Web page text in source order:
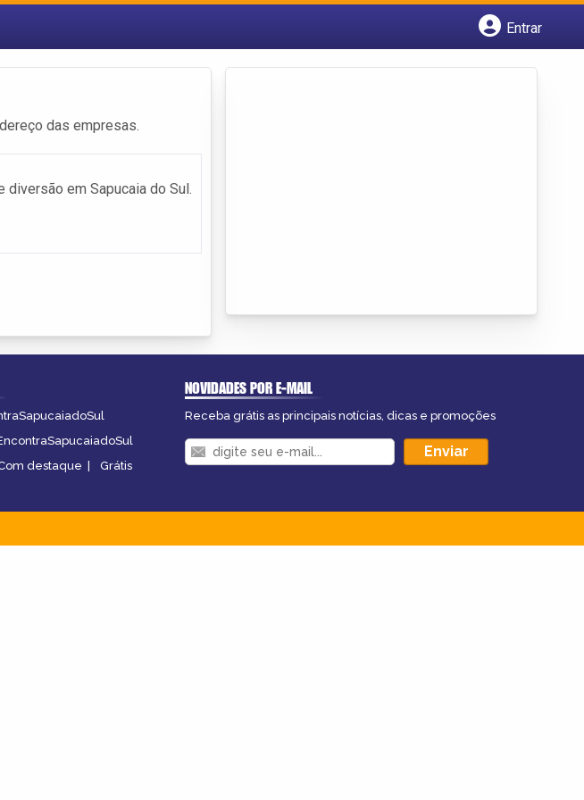
Entrar
das empresas.
diversão em Sapucaia do Sul.
destaque | Grátis
NOVIDADES POR E-MAIL
Receba grátis as principais notícias, dicas e promoções